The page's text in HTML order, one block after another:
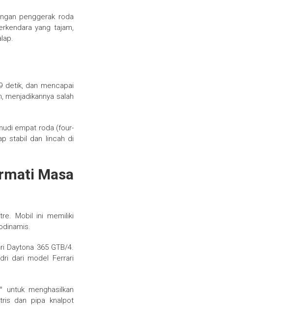
penggerak roda
yang tajam,
detik, dan mencapai
menjadikannya salah
empat roda (four-
stabil dan lincah di
Masa
Mobil ini memiliki
Daytona 365 GTB/4.
dari model Ferrari
untuk menghasilkan
dan pipa knalpot